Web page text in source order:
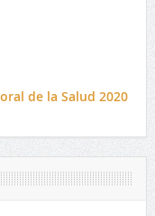
de la Salud 2020